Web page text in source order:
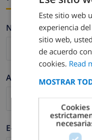
Nombre *
Apellidos *
E-mail *
Este sitio web
experiencia
sitio web,
de acuerdo
cookies. Read
MOSTRAR
Cookies